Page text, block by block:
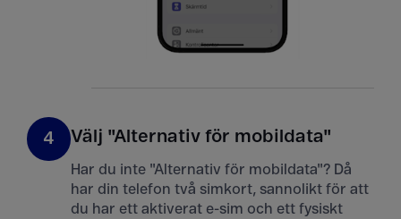
4 Välj "Alternativ för mobildata​"
Har du inte "Alternativ för mobildata"? Då
har din telefon två simkort, sannolikt för att
du har ett aktiverat e-sim och ett fysiskt